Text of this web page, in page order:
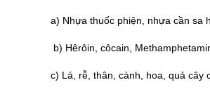
a) Nhựa thuốc phiện, nhựa cần sa
b) Hêrôin, côcain,
c) Lá, rễ, thân, cành, hoa, quả cây